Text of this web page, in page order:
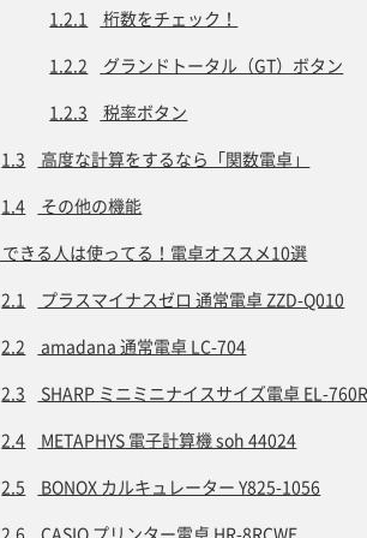
1.2.1 桁数をチェック！
1.2.2 グランドトータル（GT）ボタン
1.2.3 税率ボタン
1.3 高度な計算をするなら「関数電卓」
1.4 その他の機能
できる人は使ってる！電卓オススメ10選
2.1 プラスマイナスゼロ 通常電卓 ZZD-Q010
2.2 amadana 通常電卓 LC-704
2.3 SHARP ミニミニナイスサイズ電卓 EL-
2.4 METAPHYS 電子計算機 soh 44024
2.5 BONOX カルキュレーター Y825-1056
2.6 CASIO プリンター電卓 HR-8RCWE